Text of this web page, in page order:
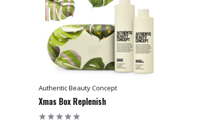
Authentic Beauty Concept
Xmas Box Replenish